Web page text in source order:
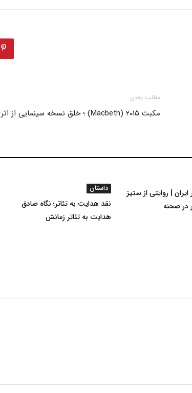
مطلب بعدی
مکبث ۲۰۱۵ (Macbeth) ؛ خلق نسخه سینمایی از اثری تئاتری.
ایران | روایتی از ستیز
در صحنه
داستان
نقد هدایت به تئاتر؛ نگاه صادق
هدایت به تئاتر زمانش